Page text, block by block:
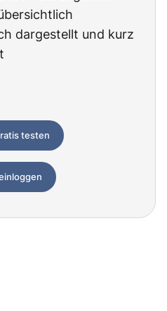
dargestellt und kurz
testen